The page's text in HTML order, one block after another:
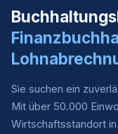
Sie suchen ein
Mit über 50.000
Wirtschaftsstandort